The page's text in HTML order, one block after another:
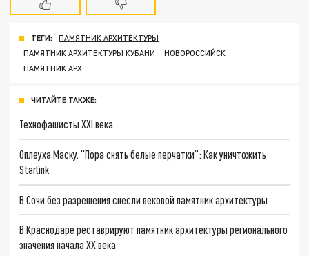
ТЕГИ:
ПАМЯТНИК АРХИТЕКТУРЫ
ПАМЯТНИК АРХИТЕКТУРЫ КУБАНИ
НОВОРОССИЙСК
ПАМЯТНИК АРХ
ЧИТАЙТЕ ТАКЖЕ:
Технофашисты XXI века
Оплеуха Маску. "Пора снять белые перчатки": Как уничтожить
Starlink
В Сочи без разрешения снесли вековой памятник архитектуры
В Краснодаре реставрируют памятник архитектуры регионального
значения начала XX века